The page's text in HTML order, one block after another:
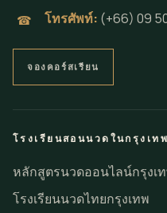
☎ โทรศัพท์: (+66) 09
จองคอร์สเรียน
โรงเรียนสอนนวดในกรุงเท
หลักสูตรนวดออนไลน์กรุงเ
โรงเรียนนวดไทยกรุงเทพ